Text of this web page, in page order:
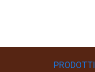
PRODOTTI